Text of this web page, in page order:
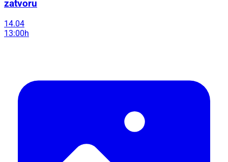
zatvoru
14.04
13:00h